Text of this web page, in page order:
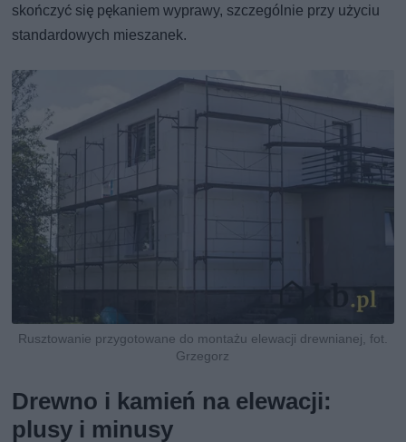
skończyć się pękaniem wyprawy, szczególnie przy użyciu
standardowych mieszanek.
Rusztowanie przygotowane do montażu elewacji drewnianej, fot.
Grzegorz
Drewno i kamień na elewacji:
plusy i minusy